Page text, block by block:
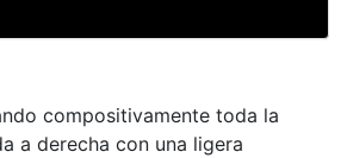
compositivamente toda la
a derecha con una ligera